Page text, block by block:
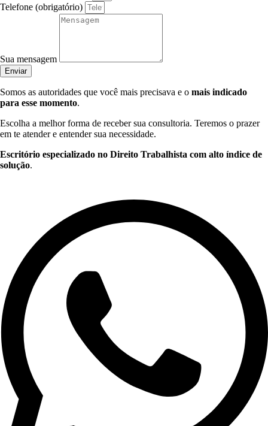
Telefone (obrigatório)
Sua mensagem
Enviar
Somos as autoridades que você mais precisava e o mais indicado
para esse momento.
Escolha a melhor forma de receber sua consultoria. Teremos o prazer
em te atender e entender sua necessidade.
Escritório especializado no Direito Trabalhista com alto índice de
solução.